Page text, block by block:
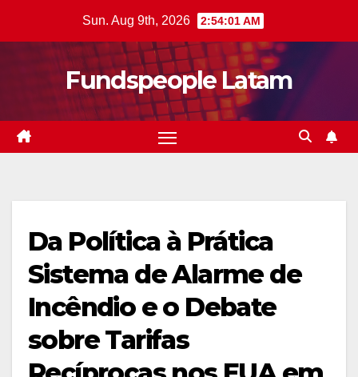
Sun. Aug 9th, 2026 2:54:02 AM
Fundspeople Latam
Da Política à Prática 
Sistema de Alarme de
Incêndio e o Debate
sobre Tarifas